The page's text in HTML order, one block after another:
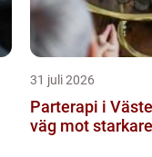
31 juli 2026
Parterapi i
väg mot